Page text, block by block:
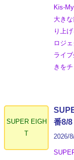
Kis-
大き
り上
ロジ
ライ
きをチ
SUPER EIGH
T
番8/
2026/